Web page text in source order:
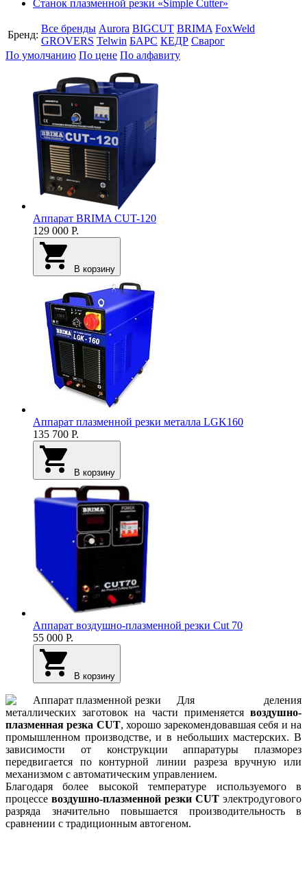
Станок плазменной резки «Simple Cutter»
Бренд:
Все бренды Aurora BIGCUT BRIMA FoxWeld
GROVERS Telwin БАРС КЕДР Сварог
По умолчанию По цене По алфавиту
Аппарат BRIMA CUT-120
129 000 Р.
В корзину
Аппарат плазменной резки металла LGK160
135 700 Р.
В корзину
Аппарат воздушно-плазменной резки Cut 70
55 000 Р.
В корзину
Для деления
металлических заготовок на части применяется воздушно-
плазменная резка CUT, хорошо зарекомендовавшая себя и на
промышленном производстве, и в небольших мастерских. В
зависимости от конструкции аппаратуры плазморез
передвигается по контурной линии разреза вручную или
механизмом с автоматическим управлением.
Благодаря более высокой температуре используемого в
процессе воздушно-плазменной резки CUT электродугового
разряда значительно повышается производительность в
сравнении с традиционным автогеном.